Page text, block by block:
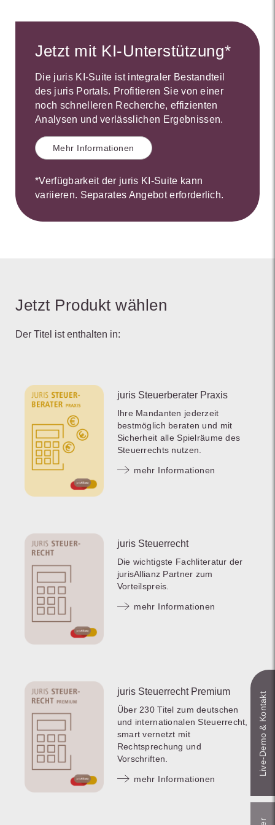
Jetzt mit KI-Unterstützung*
Die juris KI-Suite ist integraler Bestandteil
des juris Portals. Profitieren Sie von einer
noch schnelleren Recherche, effizienten
Analysen und verlässlichen Ergebnissen.
Mehr Informationen
*Verfügbarkeit der juris KI-Suite kann
variieren. Separates Angebot erforderlich.
Jetzt Produkt wählen
Der Titel ist enthalten in:
juris Steuerberater Praxis
Ihre Mandanten jederzeit
bestmöglich beraten und mit
Sicherheit alle Spielräume des
Steuerrechts nutzen.
mehr Informationen
juris Steuerrecht
Die wichtigste Fachliteratur der
jurisAllianz Partner zum
Vorteilspreis.
mehr Informationen
juris Steuerrecht Premium
Über 230 Titel zum deutschen
und internationalen Steuerrecht,
smart vernetzt mit
Rechtsprechung und
Vorschriften.
mehr Informationen
Live‑Demo & Kontakt